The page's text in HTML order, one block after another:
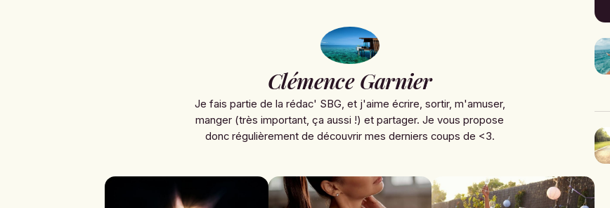
Clémence Garnier
Je fais partie de la rédac' SBG, et j'aime écrire, sortir, m'amuser,
manger (très important, ça aussi !) et partager. Je vous propose
donc régulièrement de découvrir mes derniers coups de <3.